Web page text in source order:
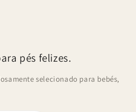
pés felizes.
selecionado para bebés,